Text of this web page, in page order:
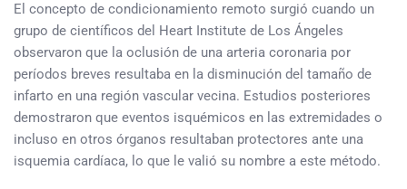
El concepto de condicionamiento remoto surgió cuando un
grupo de científicos del Heart Institute de Los Ángeles
observaron que la oclusión de una arteria coronaria por
períodos breves resultaba en la disminución del tamaño de
infarto en una región vascular vecina. Estudios posteriores
demostraron que eventos isquémicos en las extremidades o
incluso en otros órganos resultaban protectores ante una
isquemia cardíaca, lo que le valió su nombre a este método.